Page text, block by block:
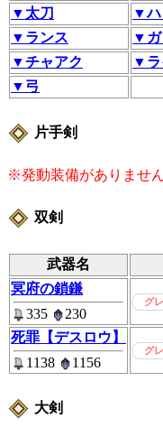
▼太刀
▼ハ
▼ランス
▼ガ
▼チャアク
▼ラ
▼弓
片手剣
※発動装備がありませ
双剣
武器名
冥府の鎖鎌
335
230
グ
死罪【デスロウ】
1138
1156
グ
大剣